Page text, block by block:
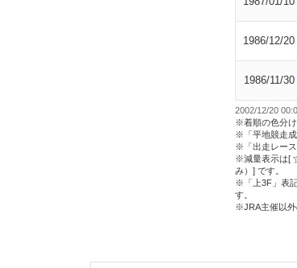
1986/12/20
1986/11/30
2002/12/20
※着順の色分
※「平地競走成
※「出走レース
※減量表示は[
み）] です。
※「上3F」表
す。
※JRA主催以外